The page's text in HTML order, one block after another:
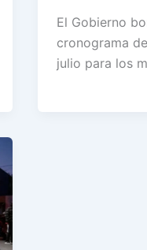
El Gobierno
cronograma
julio para los